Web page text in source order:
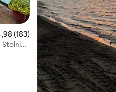
hodnocení 4,98 z 5, 183
(183)
Stolní